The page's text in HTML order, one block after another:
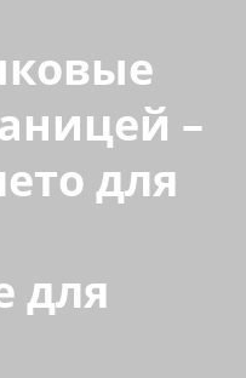
–
для
для